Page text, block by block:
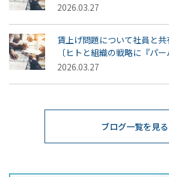
2026.03.27
賃上げ問題について社員と共
〔ヒトと組織の戦略に『パ
2026.03.27
ブログ一覧を見る